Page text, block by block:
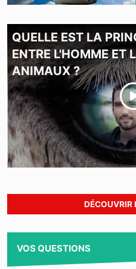
QUELLE EST LA
ENTRE L'HOMME ET
ANIMAUX ?
DÉCOUVRIR
VOS QUESTIONS